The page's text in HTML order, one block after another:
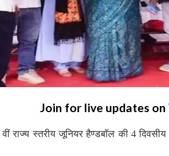
Join for live updates on
राज्य स्तरीय जूनियर हैण्डबॉल की 4 दिवसीय